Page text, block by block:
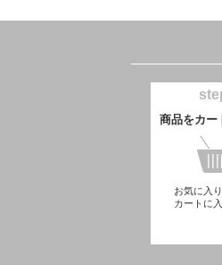
商品をカー
お気に入
カートに